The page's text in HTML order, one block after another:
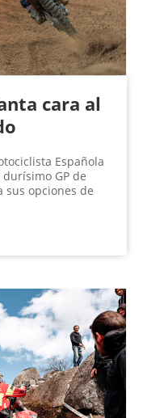
cara al
Española
GP de
sus opciones de